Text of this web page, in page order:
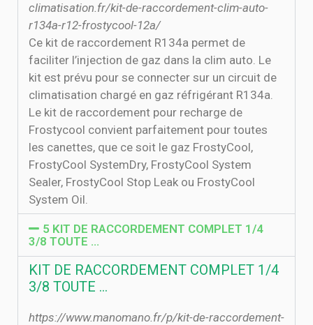
climatisation.fr/kit-de-raccordement-clim-auto-
r134a-r12-frostycool-12a/
Ce kit de raccordement R134a permet de
faciliter l’injection de gaz dans la clim auto. Le
kit est prévu pour se connecter sur un circuit de
climatisation chargé en gaz réfrigérant R134a.
Le kit de raccordement pour recharge de
Frostycool convient parfaitement pour toutes
les canettes, que ce soit le gaz FrostyCool,
FrostyCool SystemDry, FrostyCool System
Sealer, FrostyCool Stop Leak ou FrostyCool
System Oil.
5 KIT DE RACCORDEMENT COMPLET 1/4
3/8 TOUTE …
KIT DE RACCORDEMENT COMPLET 1/4
3/8 TOUTE …
https://www.manomano.fr/p/kit-de-raccordement-